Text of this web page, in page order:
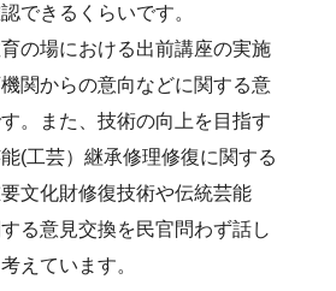
できるくらいです。
の場における出前講座の実施
関からの意向などに関する意
。また、技術の向上を目指す
(工芸）継承修理修復に関する
文化財修復技術や伝統芸能
する意見交換を民官問わず話し
考えています。